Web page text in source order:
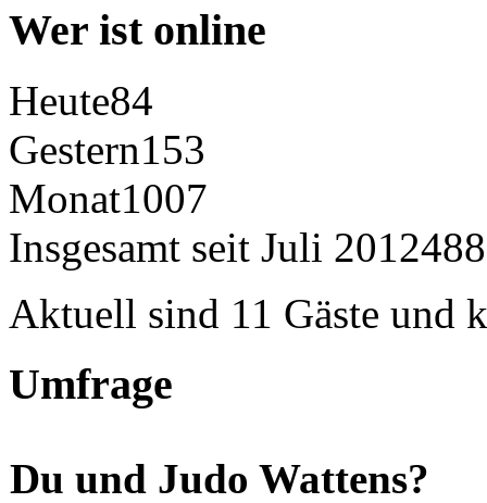
Wer ist online
Heute84
Gestern153
Monat1007
Insgesamt seit Juli 2012
Aktuell sind 11 Gäste und
Umfrage
Du und Judo Wattens?